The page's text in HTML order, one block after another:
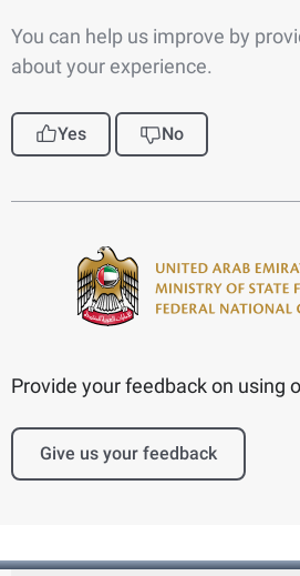
You can help us improve by
about your experience.
Yes No
Provide your feedback on using
Give us your feedback